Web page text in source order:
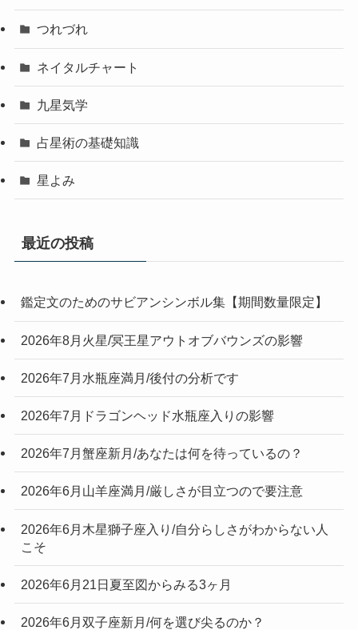
つれづれ
ネイタルチャート
九星気学
占星術の基礎知識
星よみ
最近の投稿
鑑定文のためのサビアンシンボル集【期間数量限定】
2026年8月火星/冥王星アウトオブバウンズの影響
2026年7月水瓶座満月/後付の分析です
2026年7月ドラゴンヘッド水瓶座入りの影響
2026年7月蟹座新月/あなたは何を待っているの？
2026年6月山羊座満月/厳しさが目立つので要注意
2026年6月木星獅子座入り/自分らしさがわからない人
こそ
2026年6月21日夏至図からみる3ヶ月
2026年6月双子座新月/何を選び尖るのか？